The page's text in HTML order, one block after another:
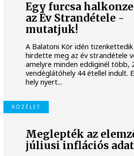
Egy furcsa
az Év Strandétele -
mutatjuk!
A Balatoni Kör idén
hirdette meg az év strandétele
amelyre minden eddiginél több,
vendéglátóhely 44 étellel indult.
hely nyert...
KÖZÉLET
Meglepték az
júliusi inflációs